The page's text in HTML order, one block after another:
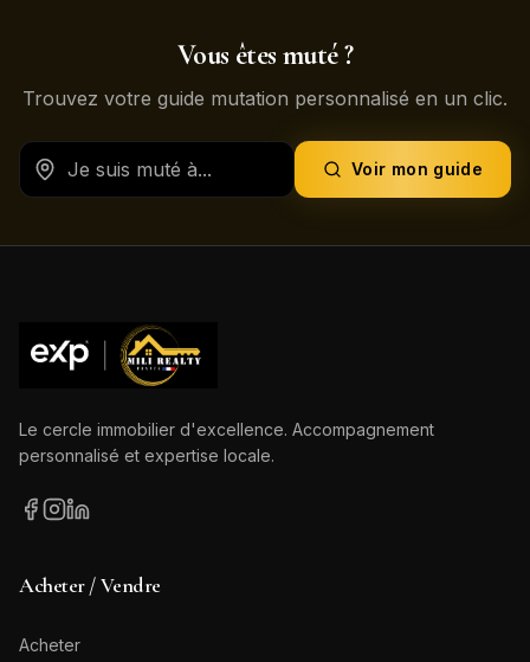
Vous êtes muté ?
Trouvez votre guide mutation personnalisé en un clic.
Voir mon guide
Le cercle immobilier d'excellence. Accompagnement
personnalisé et expertise locale.
Acheter / Vendre
Acheter